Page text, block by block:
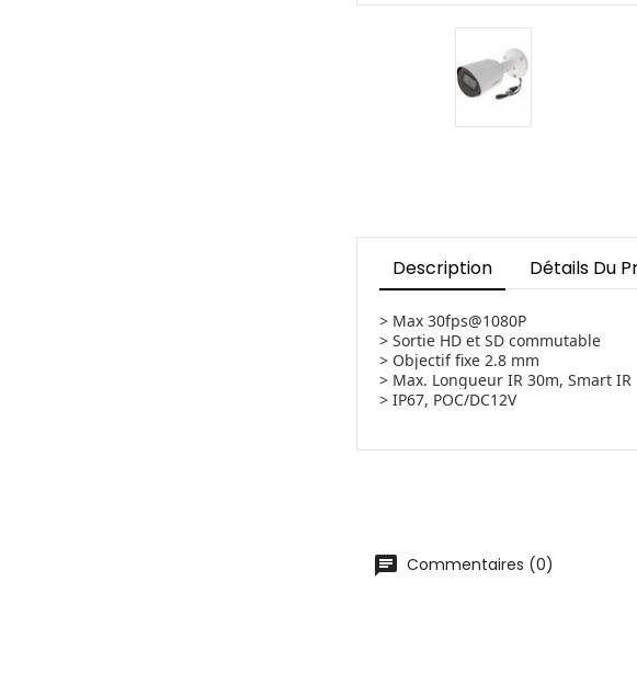
Description Détails Du
> Max 30fps@1080P
> Sortie HD et SD commutable
> Objectif fixe 2.8 mm
> Max. Longueur IR 30m, Smart IR
> IP67, POC/DC12V
Commentaires (0)